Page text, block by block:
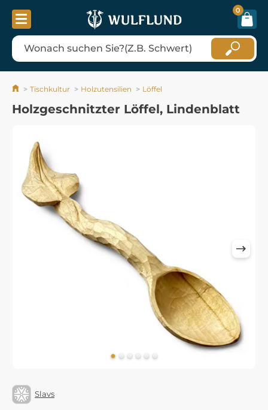
0
Tischkultur Holzutensilien Löffel
Holzgeschnitzter Löffel, Lindenblatt
Slavs